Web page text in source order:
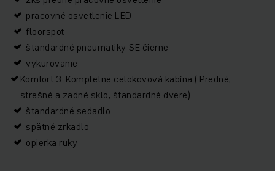
pracovné osvetlenie LED
floorspot
štandardné pneumatiky SE čierne
vykurovanie
Komfort 3: Kompletne celokovová kabína ( Predné,
strešné a zadné sklo, štandardné dvere)
štandardné sedadlo
spätné zrkadlo
opierka ruky